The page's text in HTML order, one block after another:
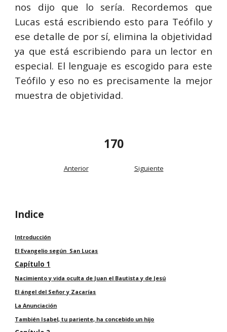
nos dijo que lo sería. Recordemos que
Lucas está escribiendo esto para Teófilo y
ese detalle de por sí, elimina la objetividad
ya que está escribiendo para un lector en
especial. El lenguaje es escogido para este
Teófilo y eso no es precisamente la mejor
muestra de objetividad.
170
Anterior Siguiente
Indice
Introducción
El Evangelio según San Lucas
Capítulo 1
Nacimiento y vida oculta de Juan el Bautista y de Jesú
El ángel del Señor y Zacarías
La Anunciación
También Isabel, tu pariente, ha concebido un hijo